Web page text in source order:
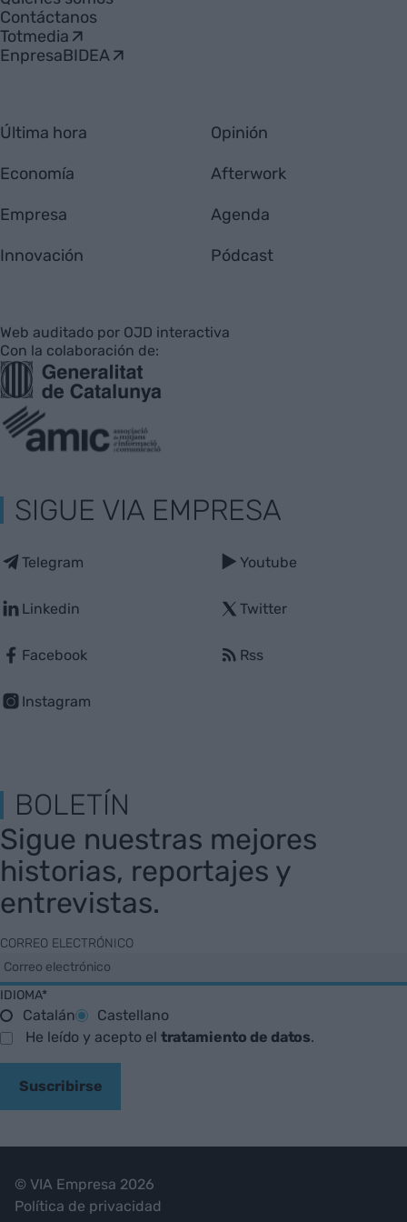
Contáctanos
Totmedia
EnpresaBIDEA
Última hora
Economía
Empresa
Innovación
Opinión
Afterwork
Agenda
Pódcast
Web auditado por OJD interactiva
Con la colaboración de:
SIGUE VIA EMPRESA
Telegram
Linkedin
Facebook
Instagram
Youtube
Twitter
Rss
BOLETÍN
Sigue nuestras mejores
historias, reportajes y
entrevistas.
CORREO ELECTRÓNICO
IDIOMA*
Catalán
Castellano
He leído y acepto el tratamiento de datos.
Suscribirse
© VIA Empresa 2026
Política de privacidad